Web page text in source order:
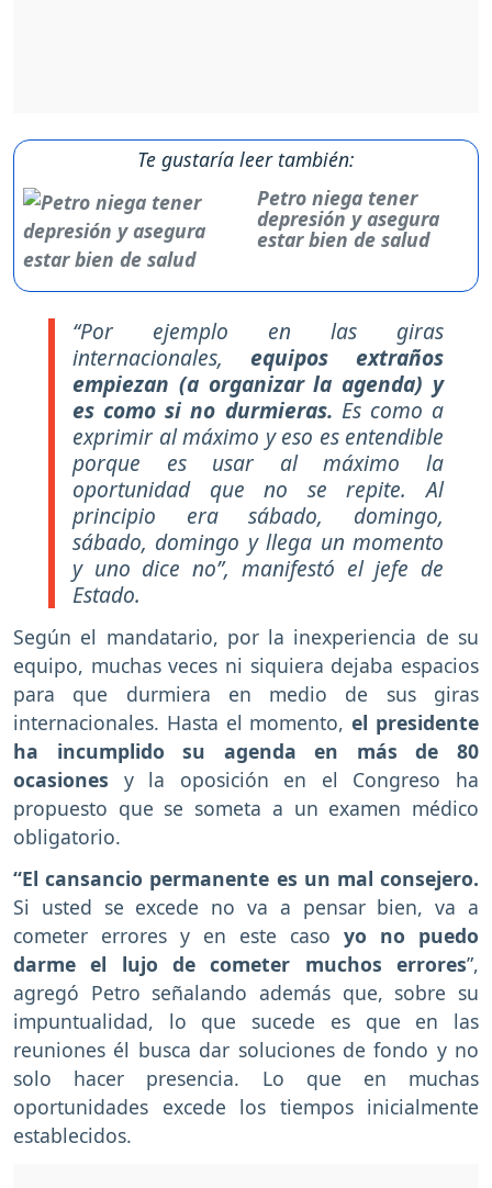
Te gustaría leer también:
Petro niega tener
depresión y asegura
estar bien de salud
“Por ejemplo en las giras
internacionales, equipos extraños
empiezan (a organizar la agenda) y
es como si no durmieras. Es como a
exprimir al máximo y eso es entendible
porque es usar al máximo la
oportunidad que no se repite. Al
principio era sábado, domingo,
sábado, domingo y llega un momento
y uno dice no”, manifestó el jefe de
Estado.
Según el mandatario, por la inexperiencia de su
equipo, muchas veces ni siquiera dejaba espacios
para que durmiera en medio de sus giras
internacionales. Hasta el momento,el presidente
ha incumplido su agenda en más de 80
ocasiones y la oposición en el Congreso ha
propuesto que se someta a un examen médico
obligatorio.
“El cansancio permanente es un mal consejero.
Si usted se excede no va a pensar bien, va a
cometer errores y en este caso yo no puedo
darme el lujo de cometer muchos errores”,
agregó Petro señalando además que, sobre su
impuntualidad, lo que sucede es que en las
reuniones él busca dar soluciones de fondo y no
solo hacer presencia. Lo que en muchas
oportunidades excede los tiempos inicialmente
establecidos.